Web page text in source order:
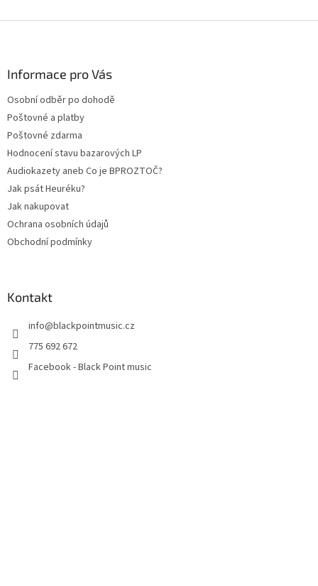
Informace pro Vás
Osobní odběr po dohodě
Poštovné a platby
Poštovné zdarma
Hodnocení stavu bazarových LP
Audiokazety aneb Co je BPROZTOČ?
Jak psát Heuréku?
Jak nakupovat
Ochrana osobních údajů
Obchodní podmínky
Kontakt
info@blackpointmusic.cz
775 692 672
Facebook - Black Point music